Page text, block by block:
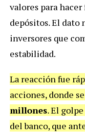
valores para
depósitos. El dato
inversores que
estabilidad.
La reacción fue
acciones, donde
millones. El
del banco, que